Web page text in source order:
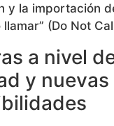
y la importación
(Do Not
a nivel
y nuevas